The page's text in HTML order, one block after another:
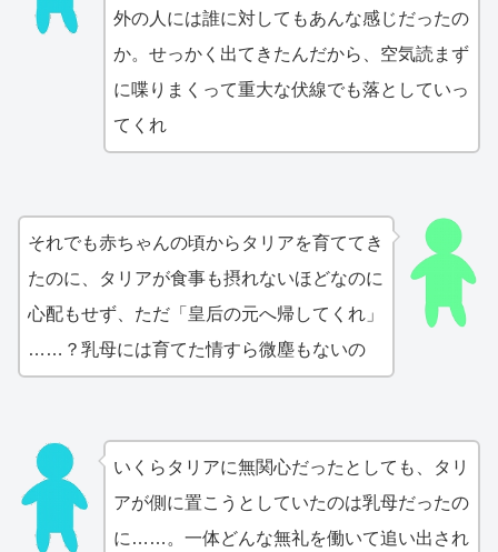
外の人には誰に対してもあんな感じだったの
か。せっかく出てきたんだから、空気読まず
に喋りまくって重大な伏線でも落としていっ
てくれ
それでも赤ちゃんの頃からタリアを育ててき
たのに、タリアが食事も摂れないほどなのに
心配もせず、ただ「皇后の元へ帰してくれ」
……？乳母には育てた情すら微塵もないの
いくらタリアに無関心だったとしても、タリ
アが側に置こうとしていたのは乳母だったの
に……。一体どんな無礼を働いて追い出され